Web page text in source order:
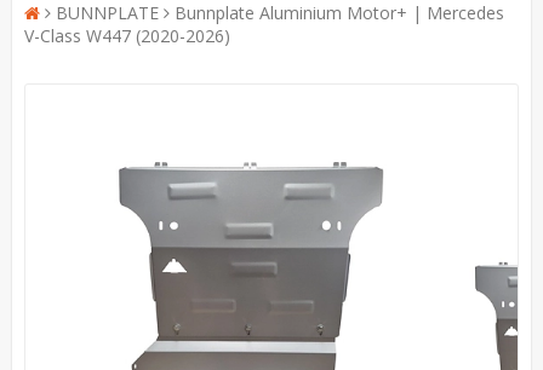
BUNNPLATE
Bunnplate Aluminium Motor+ | Mercedes
V-Class W447 (2020-2026)